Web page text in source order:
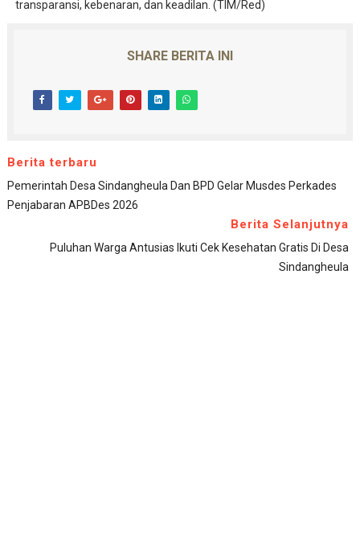
transparansi, kebenaran, dan keadilan. (TIM/Red)
SHARE BERITA INI
Berita terbaru
Pemerintah Desa Sindangheula Dan BPD Gelar Musdes Perkades
Penjabaran APBDes 2026
Berita Selanjutnya
Puluhan Warga Antusias Ikuti Cek Kesehatan Gratis Di Desa
Sindangheula